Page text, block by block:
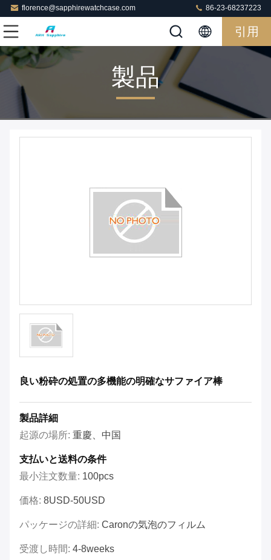
florence@sapphirewatchcase.com 86-23-68237223
引用
製品
良い粉砕の処置の多機能の明確なサファイア棒
製品詳細
起源の場所: 重慶、中国
支払いと送料の条件
最小注文数量: 100pcs
価格: 8USD-50USD
パッケージの詳細: Caronの気泡のフィルム
受渡し時間: 4-8weeks